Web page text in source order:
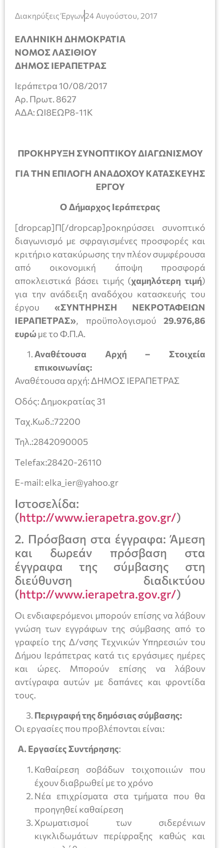
Διακηρύξεις Έργων24 Αυγούστου, 2017
ΕΛΛΗΝΙΚΗ ΔΗΜΟΚΡΑΤΙΑ
ΝΟΜΟΣ ΛΑΣΙΘΙΟΥ
ΔΗΜΟΣ ΙΕΡΑΠΕΤΡΑΣ
Ιεράπετρα 10/08/2017
Αρ. Πρωτ. 8627
ΑΔΑ: ΩΙ8ΕΩΡ8-11Κ
ΠΡΟΚΗΡΥΞΗ ΣΥΝΟΠΤΙΚΟΥ ΔΙΑΓΩΝΙΣΜΟΥ
ΓΙΑ ΤΗΝ ΕΠΙΛΟΓΗ ΑΝΑΔΟΧΟΥ ΚΑΤΑΣΚΕΥΗΣ
ΕΡΓΟΥ
Ο Δήμαρχος Ιεράπετρας
[dropcap]Π[/dropcap]ροκηρύσσει συνοπτικό
διαγωνισμό με σφραγισμένες προσφορές και
κριτήριο κατακύρωσης την πλέον συμφέρουσα
από οικονομική άποψη προσφορά
αποκλειστικά βάσει τιμής (χαμηλότερη τιμή)
για την ανάδειξη αναδόχου κατασκευής του
έργου «ΣΥΝΤΗΡΗΣΗ ΝΕΚΡΟΤΑΦΕΙΩΝ
ΙΕΡΑΠΕΤΡΑΣ», προϋπολογισμού 29.976,86
ευρώμε το Φ.Π.Α.
Αναθέτουσα Αρχή – Στοιχεία
επικοινωνίας:
Αναθέτουσα αρχή: ΔΗΜΟΣ ΙΕΡΑΠΕΤΡΑΣ
Οδός: Δημοκρατίας 31
Ταχ.Κωδ.:72200
Τηλ.:2842090005
Telefax:28420-26110
Ε-mail: elka_ier@yahoo.gr
Ιστοσελίδα:
(http://www.ierapetra.gov.gr/)
2. Πρόσβαση στα έγγραφα: Άμεση
και δωρεάν πρόσβαση στα
έγγραφα της σύμβασης στη
διεύθυνση διαδικτύου
(http://www.ierapetra.gov.gr/)
Οι ενδιαφερόμενοι μπορούν επίσης να λάβουν
γνώση των εγγράφων της σύμβασης από το
γραφείο της Δ/νσης Τεχνικών Υπηρεσιών του
Δήμου Ιεράπετρας κατά τις εργάσιμες ημέρες
και ώρες. Μπορούν επίσης να λάβουν
αντίγραφα αυτών με δαπάνες και φροντίδα
τους.
Περιγραφή της δημόσιας σύμβασης:
Οι εργασίες που προβλέπονται είναι:
Α. Εργασίες Συντήρησης:
Καθαίρεση σοβάδων τοιχοποιιών που
έχουν διαβρωθεί με το χρόνο
Νέα επιχρίσματα στα τμήματα που θα
προηγηθεί καθαίρεση
Χρωματισμοί των σιδερένιων
κιγκλιδωμάτων περίφραξης καθώς και